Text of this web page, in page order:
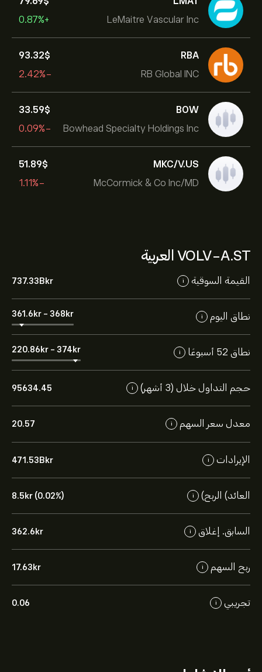
LeMaitre Vascular Inc
+0.87%
RBA
RB Global INC
93.32‎$‎
-2.42%
BOW
Bowhead Specialty Holdings Inc
33.59‎$‎
-0.09%
MKC/V.US
McCormick & Co Inc/MD
51.89‎$‎
-1.11%
VOLV-A.ST العربية
القيمة السوقية i
737.33B‎kr‎
نطاق اليوم i
361.6‎kr‎ - 368‎kr‎
نطاق 52 أسبوعًا i
220.86‎kr‎ - 374‎kr‎
حجم التداول خلال (3 أشهر) i
95634.45
معدل سعر السهم i
20.57
الإيرادات i
471.53B‎kr‎
العائد) الربح) i
8.5‎kr‎ (0.02%)
السابق. إغلاق i
362.6‎kr‎
ربح السهم i
17.63‎kr‎
تجريبي i
0.06